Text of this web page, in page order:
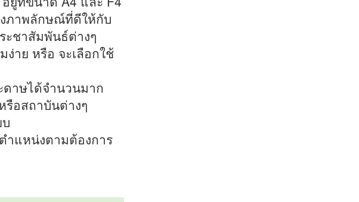
ภาพลักษณ์ที่ดีให้กับ
ะชาสัมพันธ์ต่างๆ
ง่าย หรือ จะเลือกใช้
าษได้จำนวนมาก
รือสถาบันต่างๆ
ำแหน่งตามต้องการ